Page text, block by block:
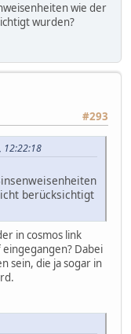
wie der
wurden?
#293
12:22:18
berücksichtigt
in cosmos link
Dabei
sein, die ja sogar in